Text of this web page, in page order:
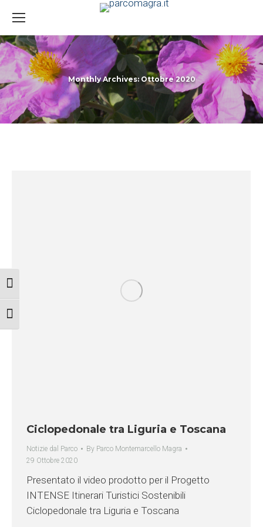
Attiva/disattiva alto contrasto
Attiva/disattiva dimensione testo
Monthly Archives: Ottobre 2020
You are here:
Ciclopedonale tra Liguria e Toscana
Notizie dal Parco By Parco Montemarcello Magra
29 Ottobre 2020
Presentato il video prodotto per il Progetto
INTENSE Itinerari Turistici Sostenibili
Ciclopedonale tra Liguria e Toscana